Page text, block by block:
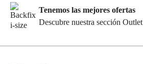
Tenemos las mejores ofertas
Descubre nuestra sección Outlet